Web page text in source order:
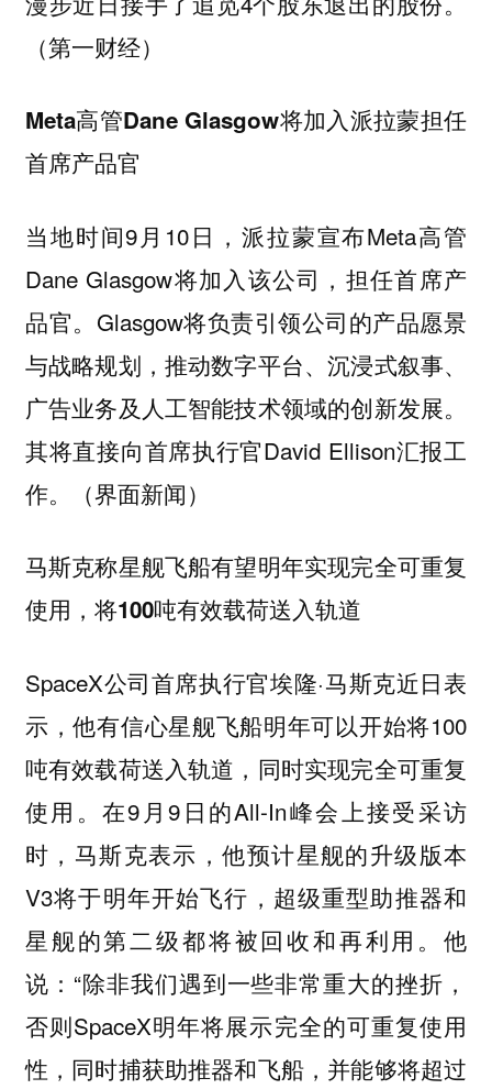
（第一财经）
Meta高管Dane Glasgow将加入派拉蒙担任
首席产品官
当地时间9月10日，派拉蒙宣布Meta高管
Dane Glasgow将加入该公司，担任首席产
品官。Glasgow将负责引领公司的产品愿景
与战略规划，推动数字平台、沉浸式叙事、
广告业务及人工智能技术领域的创新发展。
其将直接向首席执行官David Ellison汇报工
作。（界面新闻）
马斯克称星舰飞船有望明年实现完全可重复
使用，将100吨有效载荷送入轨道
SpaceX公司首席执行官埃隆·马斯克近日表
示，他有信心星舰飞船明年可以开始将100
吨有效载荷送入轨道，同时实现完全可重复
使用。在9月9日的All-In峰会上接受采访
时，马斯克表示，他预计星舰的升级版本
V3将于明年开始飞行，超级重型助推器和
星舰的第二级都将被回收和再利用。他
说：“除非我们遇到一些非常重大的挫折，
否则SpaceX明年将展示完全的可重复使用
性，同时捕获助推器和飞船，并能够将超过